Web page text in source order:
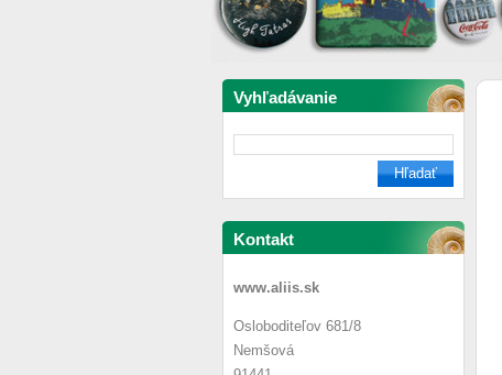
Vyhľadávanie
Kontakt
www.aliis.sk
Osloboditeľov 681/8
Nemšová